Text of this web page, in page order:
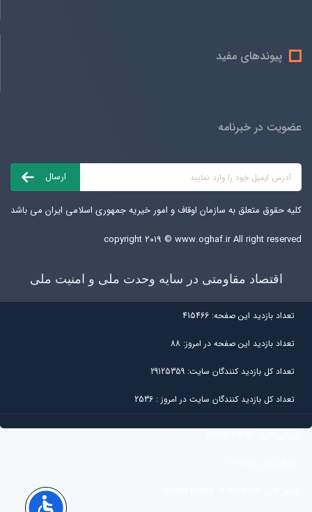
پیوندهای مفید
عضویت در خبرنامه
کلیه حقوق متعلق به سازمان اوقاف و امور خیریه جمهوری اسلامی ایران می باشد
copyright ۲۰۱۹ © www.oghaf.irAll right reserved
اقتصاد مقاومتی در سایه وحدت ملی و امنیت ملی
تعداد بازديد اين صفحه: 415466
تعداد بازديد اين صفحه در امروز: 88
تعداد کل بازديد کنندگان سايت: 29125359
تعداد کل بازديد کنندگان سایت در امروز : 2536